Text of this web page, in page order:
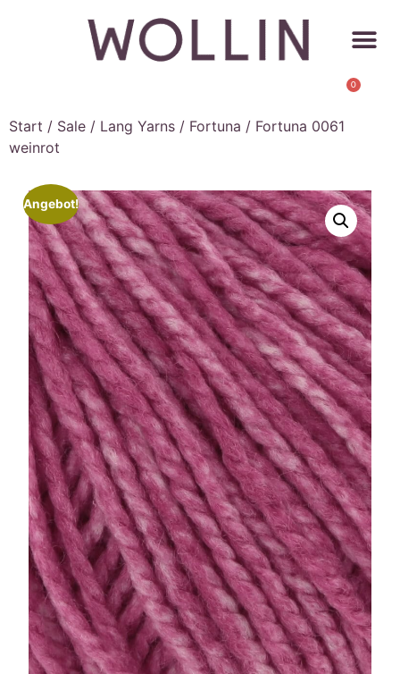
0
Start / Sale / Lang Yarns / Fortuna / Fortuna 0061
weinrot
Angebot!